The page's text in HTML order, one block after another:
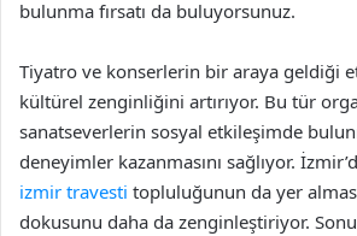
bulunma fırsatı da buluyorsunuz.
Tiyatro ve konserlerin bir araya geldiği
kültürel zenginliğini artırıyor. Bu tür
sanatseverlerin sosyal etkileşimde
deneyimler kazanmasını sağlıyor.
izmir travesti topluluğunun da yer
dokusunu daha da zenginleştiriyor.